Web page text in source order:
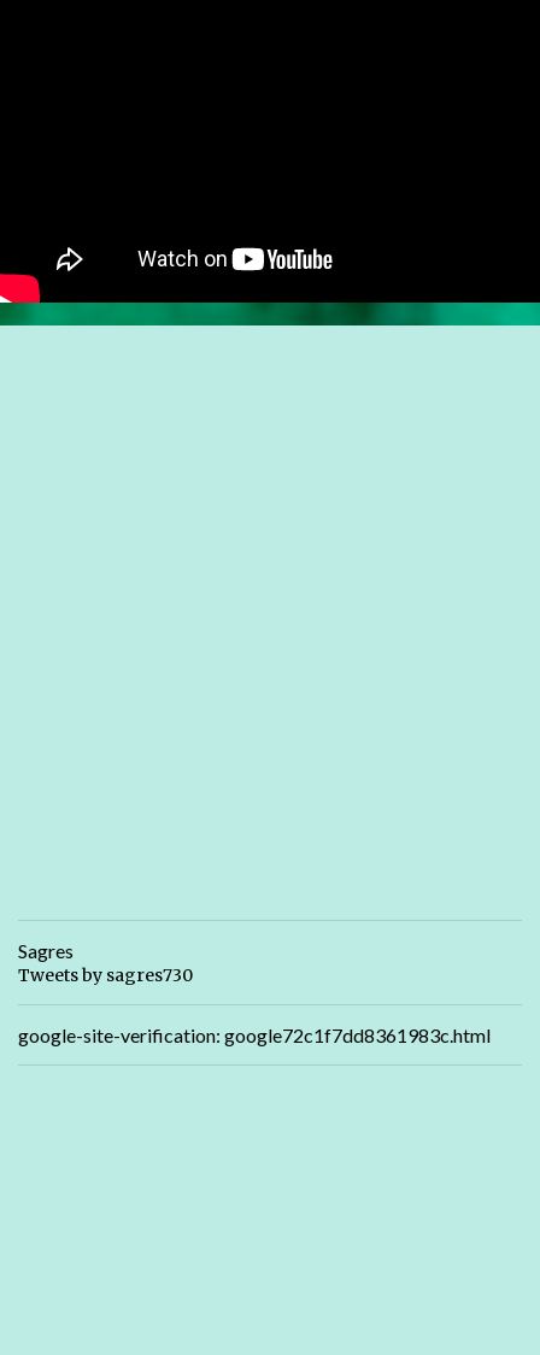
Sagres
Tweets by sagres730
google-site-verification: google72c1f7dd8361983c.html